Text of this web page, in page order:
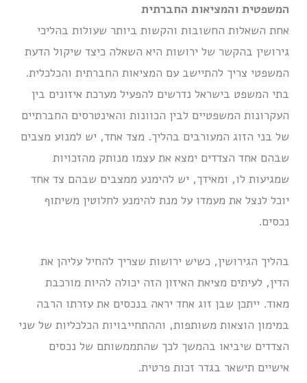
המשפטית והמציאות החברתית
אחת השאלות החשובות והקשות ביותר שעולות בהליכי
גירושין בהקשר של ירושות היא השאלה כיצד שיקול הדעת
המשפטי צריך להתיישב עם המציאות החברתית והכלכלית.
בתי המשפט בישראל נדרשים להפעיל מערכת איזונים בין
העקרונות המשפטיים לבין הכוונות והאינטרסים החברתיים
של בני הזוג המעורבים בהליך. מצד אחד, יש למנוע מצבים
שבהם אחד הצדדים ימצא את עצמו מנותק מהזכויות
שמגיעות לו, ומאידך, יש להימנע ממצבים שבהם צד אחד
יוכל לנצל את מעמדו על מנת להימנע לחלוטין משיתוף
נכסים.
בהליך הגירושין, כשיש ירושות שצריך להחיל עליהן את
הדין, לעיתים מציאת האיזון הזה יכולה להיות מורכבת
מאוד. ייתכן שבן זוג אחד יראה בנכסים את עזרתו הרבה
במימון הוצאות משותפות, וההתחייבויות הכלכליות של שני
הצדדים שיביאו בהמשך לכך שהתממשותם של נכסים
אישיים תישאר בגדר זכות פרטית.